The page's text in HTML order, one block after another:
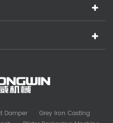
Damper
Grey Iron Casting